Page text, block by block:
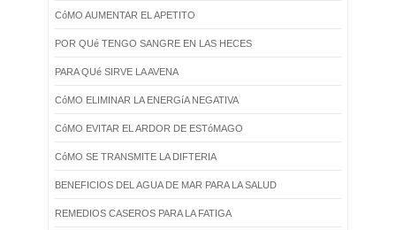
CóMO AUMENTAR EL APETITO
POR QUé TENGO SANGRE EN LAS HECES
PARA QUé SIRVE LA AVENA
CóMO ELIMINAR LA ENERGíA NEGATIVA
CóMO EVITAR EL ARDOR DE ESTóMAGO
CóMO SE TRANSMITE LA DIFTERIA
BENEFICIOS DEL AGUA DE MAR PARA LA SALUD
REMEDIOS CASEROS PARA LA FATIGA